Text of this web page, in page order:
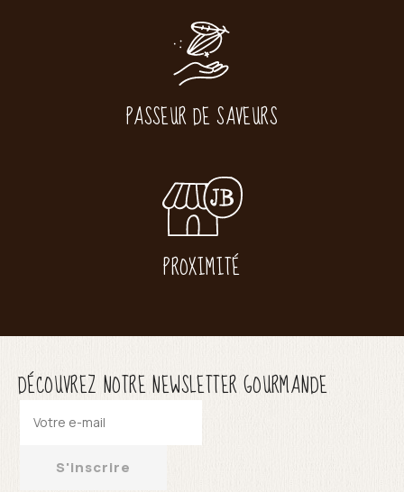
PASSEUR DE SAVEURS
PROXIMITÉ
DÉCOUVREZ NOTRE NEWSLETTER GOURMANDE
S'inscrire